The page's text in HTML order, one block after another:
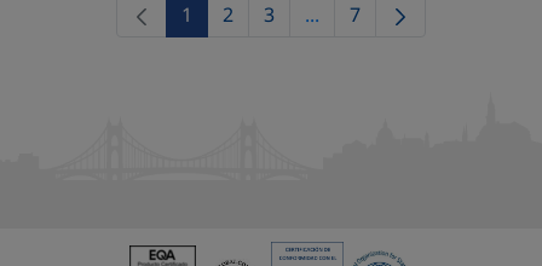
Página
1 Página
2 Página
3 ...Páginas intermedias
Página
7